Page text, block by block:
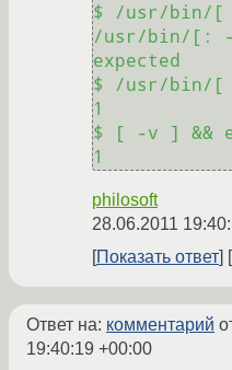
$ /usr/bin/[ -
/usr/bin/[: -
expected
$ /usr/bin/[
1
$ [ -v ] &&
philosoft
28.06.2011
Показать ответ
Ответ на: комментарий
19:40:19 +00:00